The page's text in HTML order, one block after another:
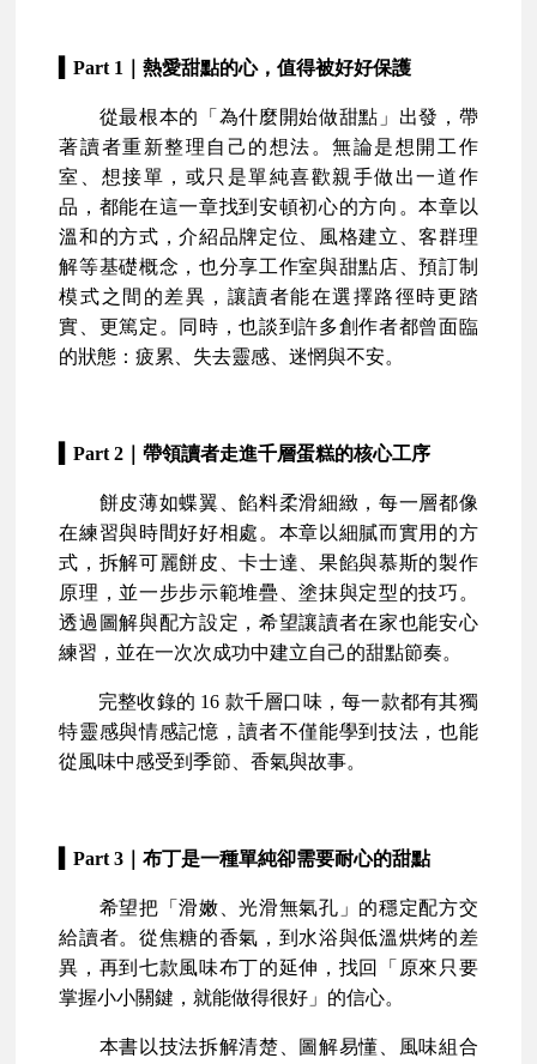
▍Part 1｜熱愛甜點的心，值得被好好保護
從最根本的「為什麼開始做甜點」出發，帶
著讀者重新整理自己的想法。無論是想開工作
室、想接單，或只是單純喜歡親手做出一道作
品，都能在這一章找到安頓初心的方向。本章以
溫和的方式，介紹品牌定位、風格建立、客群理
解等基礎概念，也分享工作室與甜點店、預訂制
模式之間的差異，讓讀者能在選擇路徑時更踏
實、更篤定。同時，也談到許多創作者都曾面臨
的狀態：疲累、失去靈感、迷惘與不安。
▍Part 2｜帶領讀者走進千層蛋糕的核心工序
餅皮薄如蝶翼、餡料柔滑細緻，每一層都像
在練習與時間好好相處。本章以細膩而實用的方
式，拆解可麗餅皮、卡士達、果餡與慕斯的製作
原理，並一步步示範堆疊、塗抹與定型的技巧。
透過圖解與配方設定，希望讓讀者在家也能安心
練習，並在一次次成功中建立自己的甜點節奏。
完整收錄的 16 款千層口味，每一款都有其獨
特靈感與情感記憶，讀者不僅能學到技法，也能
從風味中感受到季節、香氣與故事。
▍Part 3｜布丁是一種單純卻需要耐心的甜點
希望把「滑嫩、光滑無氣孔」的穩定配方交
給讀者。從焦糖的香氣，到水浴與低溫烘烤的差
異，再到七款風味布丁的延伸，找回「原來只要
掌握小小關鍵，就能做得很好」的信心。
本書以技法拆解清楚、圖解易懂、風味組合